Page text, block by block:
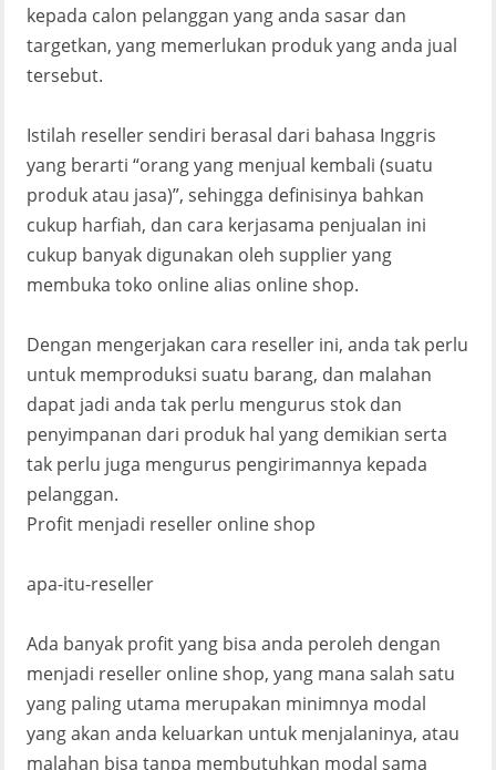
kepada calon pelanggan yang anda sasar dan
targetkan, yang memerlukan produk yang anda jual
tersebut.
Istilah reseller sendiri berasal dari bahasa Inggris
yang berarti “orang yang menjual kembali (suatu
produk atau jasa)”, sehingga definisinya bahkan
cukup harfiah, dan cara kerjasama penjualan ini
cukup banyak digunakan oleh supplier yang
membuka toko online alias online shop.
Dengan mengerjakan cara reseller ini, anda tak perlu
untuk memproduksi suatu barang, dan malahan
dapat jadi anda tak perlu mengurus stok dan
penyimpanan dari produk hal yang demikian serta
tak perlu juga mengurus pengirimannya kepada
pelanggan.
Profit menjadi reseller online shop
apa-itu-reseller
Ada banyak profit yang bisa anda peroleh dengan
menjadi reseller online shop, yang mana salah satu
yang paling utama merupakan minimnya modal
yang akan anda keluarkan untuk menjalaninya, atau
malahan bisa tanpa membutuhkan modal sama